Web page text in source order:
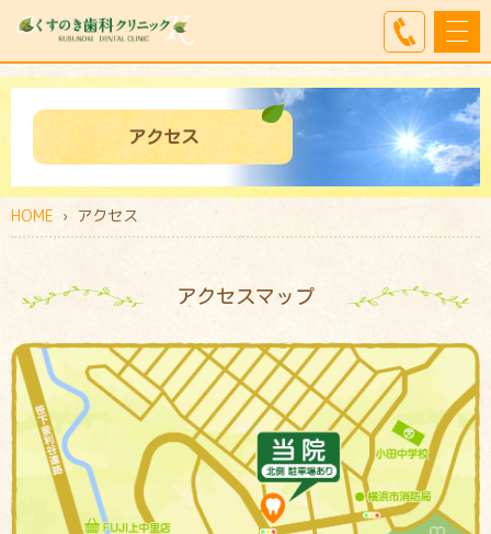
アクセス
HOME › アクセス
アクセスマップ